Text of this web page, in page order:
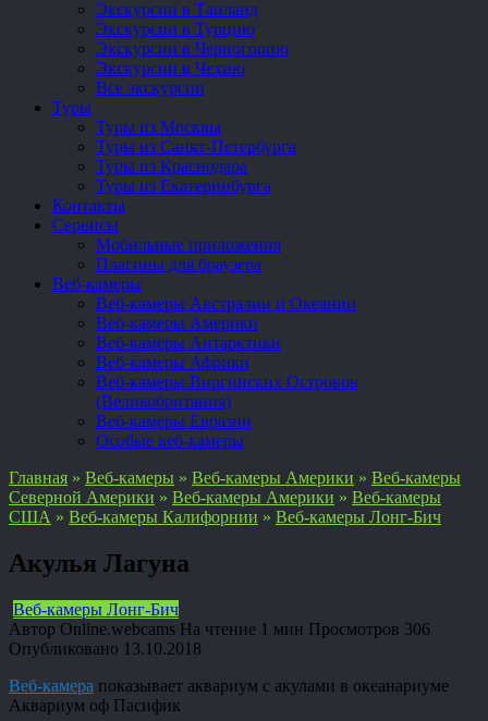
Экскурсии в Таиланд
Экскурсии в Турцию
Экскурсии в Черногорию
Экскурсии в Чехию
Все экскурсии
Туры
Туры из Москвы
Туры из Санкт-Петербурга
Туры из Краснодара
Туры из Екатеринбурга
Контакты
Сервисы
Мобильные приложения
Плагины для браузера
Веб-камеры
Веб-камеры Австралии и Океании
Веб-камеры Америки
Веб-камеры Антарктики
Веб-камеры Африки
Веб-камеры Виргинских Островов
(Великобритания)
Веб-камеры Евразии
Особые веб-камеры
Главная » Веб-камеры » Веб-камеры Америки » Веб-камеры
Северной Америки » Веб-камеры Америки » Веб-камеры
США » Веб-камеры Калифорнии » Веб-камеры Лонг-Бич
Акулья Лагуна
Веб-камеры Лонг-Бич
Автор Online.webcams На чтение 1 мин Просмотров 306
Опубликовано 13.10.2018
Веб-камера показывает аквариум с акулами в океанариуме
Аквариум оф Пасифик